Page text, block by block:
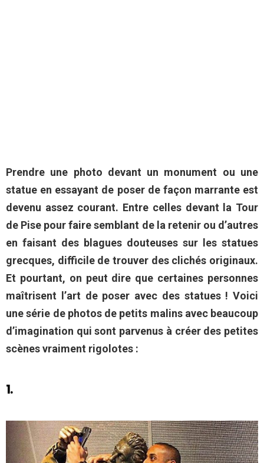
Prendre une photo devant un monument ou une
statue en essayant de poser de façon marrante est
devenu assez courant. Entre celles devant la Tour
de Pise pour faire semblant de la retenir ou d’autres
en faisant des blagues douteuses sur les statues
grecques, difficile de trouver des clichés originaux.
Et pourtant, on peut dire que certaines personnes
maîtrisent l’art de poser avec des statues ! Voici
une série de photos de petits malins avec beaucoup
d’imagination qui sont parvenus à créer des petites
scènes vraiment rigolotes :
1.